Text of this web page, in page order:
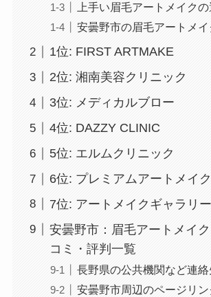
上手い眉毛アートメイク
安曇野市の眉毛アートメ
1位: FIRST ARTMAKE
2位: 湘南美容クリニック
3位: メディカルブロー
4位: DAZZY CLINIC
5位: エルムクリニック
6位: プレミアムアートメイク
7位: アートメイクギャラリー
安曇野市：眉毛アートメイ
コミ・評判一覧
長野県の公共機関など連絡
安曇野市周辺のページリン